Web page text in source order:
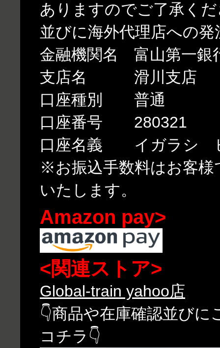
ありますのでご了承く
並びに海外代理店への
金融機関名 富山第一銀
支店名 滑川支店
口座種別 普通
口座番号 280321
口座名義 イガラシ
※お振込手数料はお客
いたします。
Amazon pay>
<関連ストア>
Global-train yahoo店
👇商品や在庫確認並び
コチラ👇